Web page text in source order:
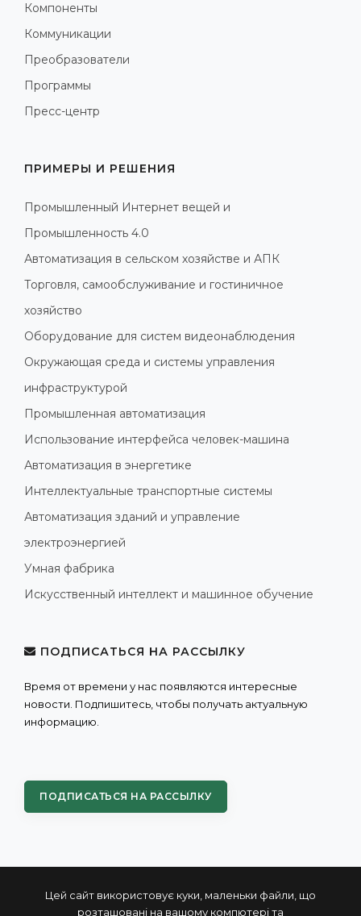
Цей сайт використовує куки, маленьки файли, що
розташовані на вашому компютері та
Компоненты
Коммуникации
Преобразователи
Программы
Пресс-центр
ПРИМЕРЫ И РЕШЕНИЯ
Промышленный Интернет вещей и
Промышленность 4.0
Автоматизация в сельском хозяйстве и АПК
Торговля, самообслуживание и гостиничное
хозяйство
Оборудование для систем видеонаблюдения
Окружающая среда и системы управления
инфраструктурой
Промышленная автоматизация
Использование интерфейса человек-машина
Автоматизация в энергетике
Интеллектуальные транспортные системы
Автоматизация зданий и управление
электроэнергией
Умная фабрика
Искусственный интеллект и машинное обучение
ПОДПИСАТЬСЯ НА РАССЫЛКУ
Время от времени у нас появляются интересные
новости. Подпишитесь, чтобы получать актуальную
информацию.
ПОДПИСАТЬСЯ НА РАССЫЛКУ